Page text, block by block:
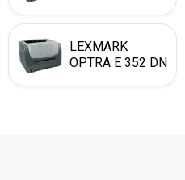
LEXMARK
OPTRA E 352 DN